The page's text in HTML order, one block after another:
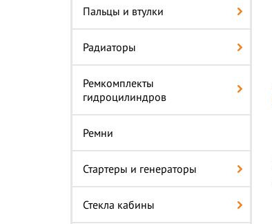
Пальцы и втулки
Радиаторы
Ремкомплекты
гидроцилиндров
Ремни
Стартеры и генераторы
Стекла кабины